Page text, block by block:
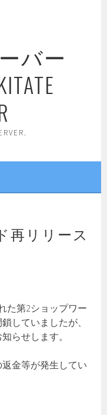
バー
再リリース
た第2ショップワー
していましたが、
らせします。
金等が発生してい